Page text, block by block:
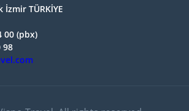
TÜRKİYE
00 (pbx)
98